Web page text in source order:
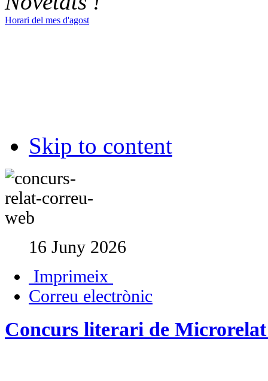
Horari del mes d'agost
Skip to content
16 Juny 2026
Imprimeix
Correu electrònic
Concurs literari de